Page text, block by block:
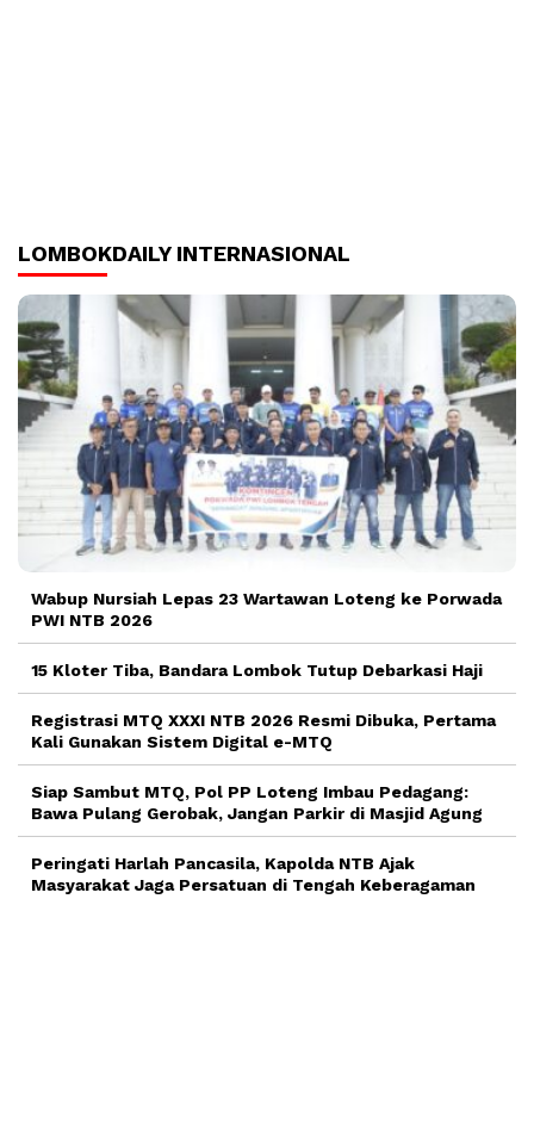
LOMBOKDAILY INTERNASIONAL
Wabup Nursiah Lepas 23 Wartawan Loteng ke Porwada
PWI NTB 2026
15 Kloter Tiba, Bandara Lombok Tutup Debarkasi Haji
Registrasi MTQ XXXI NTB 2026 Resmi Dibuka, Pertama
Kali Gunakan Sistem Digital e-MTQ
Siap Sambut MTQ, Pol PP Loteng Imbau Pedagang:
Bawa Pulang Gerobak, Jangan Parkir di Masjid Agung
Peringati Harlah Pancasila, Kapolda NTB Ajak
Masyarakat Jaga Persatuan di Tengah Keberagaman